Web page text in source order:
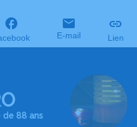
E-mail Lien
de 88 ans